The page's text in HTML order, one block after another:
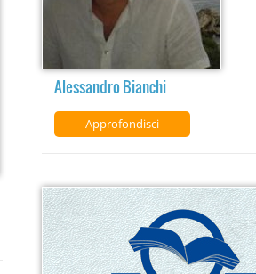
Alessandro Bianchi
Approfondisci